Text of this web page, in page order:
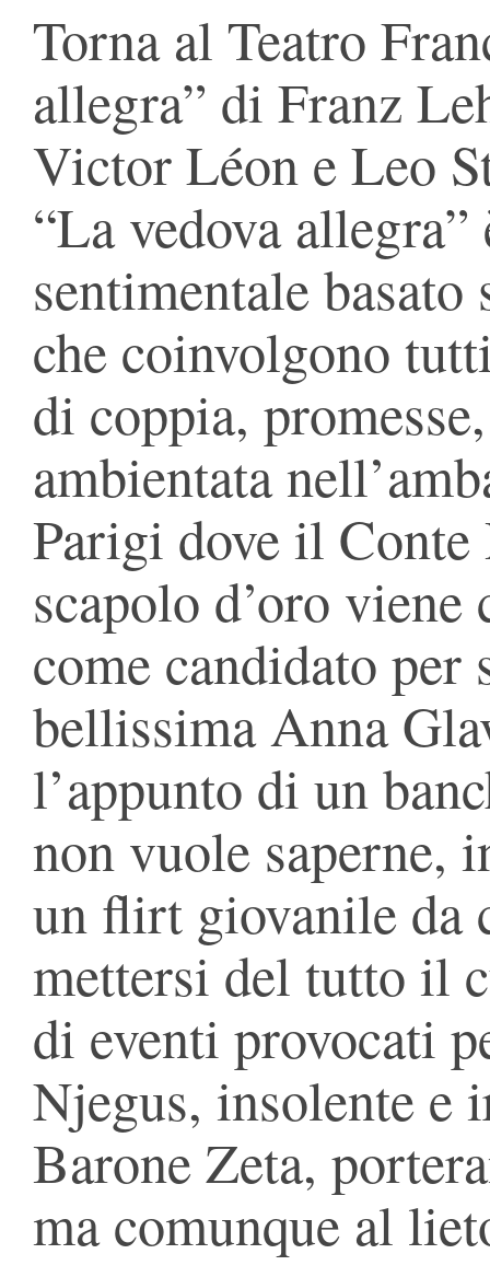
Torna al Teatro
allegra” di Franz
Victor Léon e Leo
“La vedova
sentimentale
che coinvolgono
di coppia,
ambientata
Parigi dove il
scapolo d’oro
come candidato per
bellissima Anna
l’appunto di un
non vuole saperne,
un flirt giovanile da
mettersi del tutto il
di eventi provocati
Njegus, insolente e
Barone Zeta,
ma comunque al